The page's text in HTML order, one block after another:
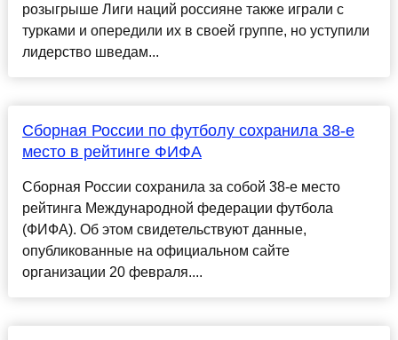
розыгрыше Лиги наций россияне также играли с
турками и опередили их в своей группе, но уступили
лидерство шведам...
Сборная России по футболу сохранила 38-е
место в рейтинге ФИФА
Сборная России сохранила за собой 38-е место
рейтинга Международной федерации футбола
(ФИФА). Об этом свидетельствуют данные,
опубликованные на официальном сайте
организации 20 февраля....